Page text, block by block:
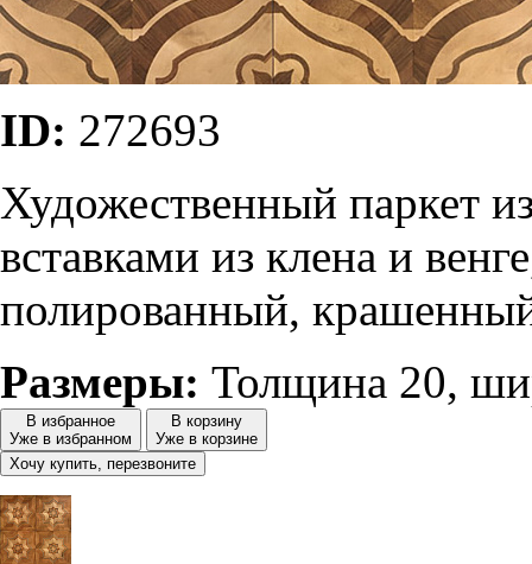
ID: 272693
Художественный паркет
вставками из клена и
полированный,
Размеры: Толщина 20,
В избранное
Уже в избранном
В корзину
Уже в корзине
Хочу купить, перезвоните